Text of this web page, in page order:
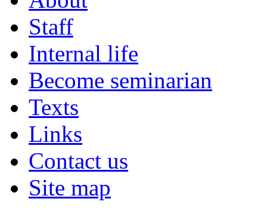
Staff
Internal life
Become seminarian
Texts
Links
Contact us
Site map